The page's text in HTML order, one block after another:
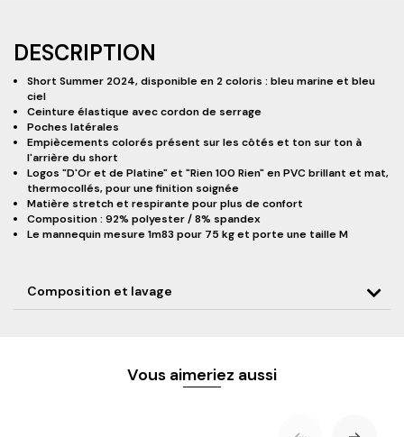
DESCRIPTION
Short Summer 2024, disponible en 2 coloris : bleu marine et bleu
ciel
Ceinture élastique avec cordon de serrage
Poches latérales
Empiècements colorés présent sur les côtés et ton sur ton à
l'arrière du short
Logos "D'Or et de Platine" et "Rien 100 Rien" en PVC brillant et mat,
thermocollés, pour une finition soignée
Matière stretch et respirante pour plus de confort
Composition : 92% polyester / 8% spandex
Le mannequin mesure 1m83 pour 75 kg et porte une taille M
Composition et lavage
Vous aimeriez aussi